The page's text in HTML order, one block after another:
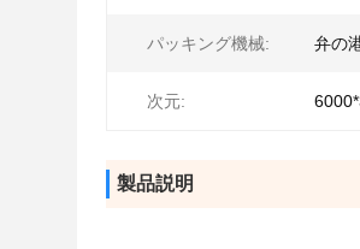
パッキング機械: 弁の
次元:
製品説明